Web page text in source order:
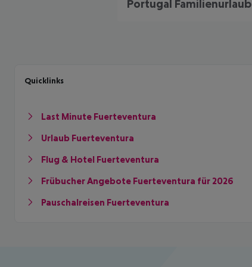
Portugal Familienurlaub
Quicklinks
Last Minute Fuerteventura
Urlaub Fuerteventura
Flug & Hotel Fuerteventura
Frübucher Angebote Fuerteventura für 2026
Pauschalreisen Fuerteventura